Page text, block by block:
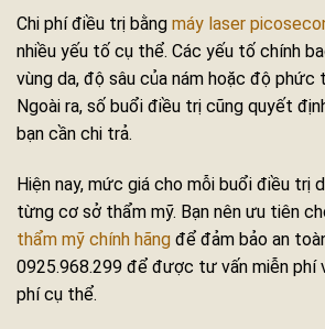
Chi phí điều trị bằng máy laser
nhiều yếu tố cụ thể. Các yếu tố chính
vùng da, độ sâu của nám hoặc độ phức
Ngoài ra, số buổi điều trị cũng quyết
bạn cần chi trả.
Hiện nay, mức giá cho mỗi buổi điều trị
từng cơ sở thẩm mỹ. Bạn nên ưu tiên
thẩm mỹ chính hãng để đảm bảo an
0925.968.299 để được tư vấn miễn phí
phí cụ thể.